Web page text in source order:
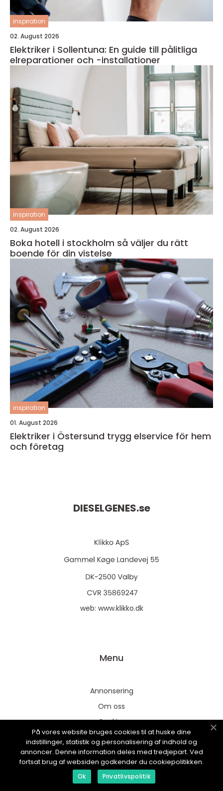
inspiration
02. August 2026
Elektriker i Sollentuna: En guide till pålitliga
elreparationer och -installationer
inspiration
02. August 2026
Boka hotell i stockholm så väljer du rätt
boende för din vistelse
inspiration
01. August 2026
Elektriker i Östersund trygg elservice för hem
och företag
DIESELGENES.se
web: www.klikko.dk
Menu
Annonsering
Om oss
Cookies
Kontakta oss
Sitemap
På vores website bruges cookies til at huske dine
indstillinger, statistik og personalisering af indhold og
annoncer. Denne information deles med tredjepart. Ved
fortsat brug af websiden godkender du cookiepolitikken.
Ok Privatlivspolitik